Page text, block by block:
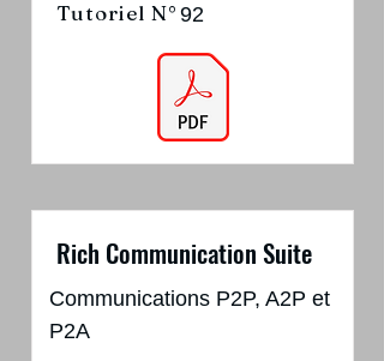
Tutoriel N° 92
Rich Communication Suite
Communications P2P, A2P et
P2A